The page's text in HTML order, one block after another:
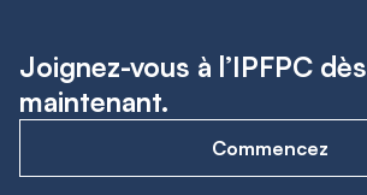
Joignez-vous à l’IPFPC dès
maintenant.
Commencez